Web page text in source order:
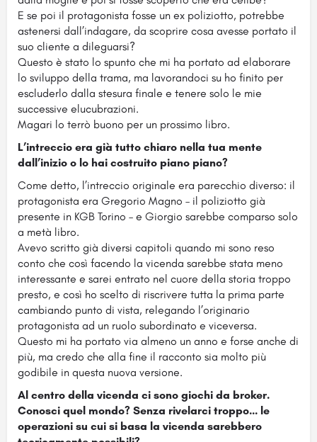
E se poi il protagonista fosse un ex poliziotto, potrebbe
astenersi dall’indagare, da scoprire cosa avesse portato il
suo cliente a dileguarsi?
Questo è stato lo spunto che mi ha portato ad elaborare
lo sviluppo della trama, ma lavorandoci su ho finito per
escluderlo dalla stesura finale e tenere solo le mie
successive elucubrazioni.
Magari lo terrò buono per un prossimo libro.
L’intreccio era già tutto chiaro nella tua mente
dall’inizio o lo hai costruito piano piano?
Come detto, l’intreccio originale era parecchio diverso: il
protagonista era Gregorio Magno – il poliziotto già
presente in KGB Torino – e Giorgio sarebbe comparso solo
a metà libro.
Avevo scritto già diversi capitoli quando mi sono reso
conto che così facendo la vicenda sarebbe stata meno
interessante e sarei entrato nel cuore della storia troppo
presto, e così ho scelto di riscrivere tutta la prima parte
cambiando punto di vista, relegando l’originario
protagonista ad un ruolo subordinato e viceversa.
Questo mi ha portato via almeno un anno e forse anche di
più, ma credo che alla fine il racconto sia molto più
godibile in questa nuova versione.
Al centro della vicenda ci sono giochi da broker.
Conosci quel mondo? Senza rivelarci troppo… le
operazioni su cui si basa la vicenda sarebbero